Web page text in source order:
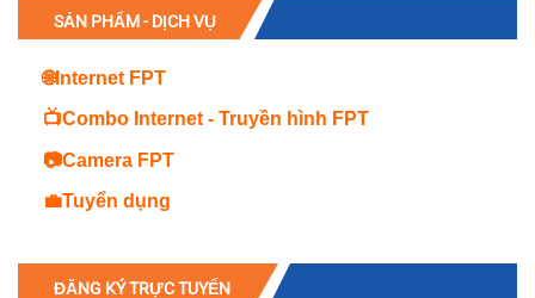
SẢN PHẨM - DỊCH VỤ
🌐Internet FPT
📺Combo Internet - Truyền hình FPT
📷Camera FPT
💼Tuyển dụng
ĐĂNG KÝ TRỰC TUYẾN